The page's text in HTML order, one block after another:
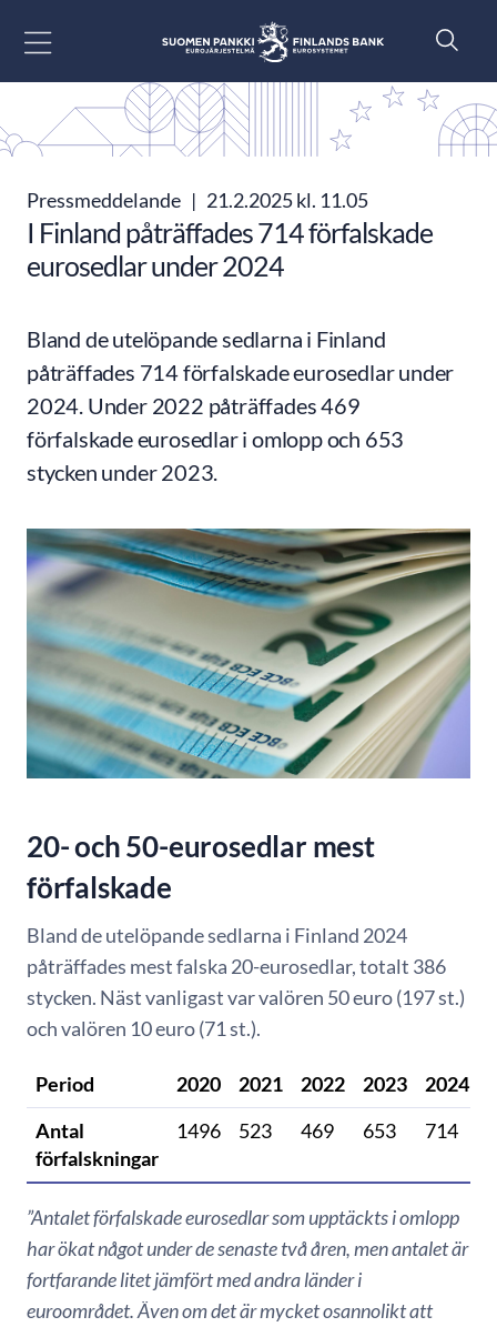
Pressmeddelande | 21.2.2025 kl. 11.05
I Finland påträffades 714 förfalskade
eurosedlar under 2024
Bland de utelöpande sedlarna i Finland
påträffades 714 förfalskade eurosedlar under
2024. Under 2022 påträffades 469
förfalskade eurosedlar i omlopp och 653
stycken under 2023.
20- och 50-eurosedlar mest
förfalskade
Bland de utelöpande sedlarna i Finland 2024
påträffades mest falska 20-eurosedlar, totalt 386
stycken. Näst vanligast var valören 50 euro (197 st.)
och valören 10 euro (71 st.).
Period 2020 2021 2022 2023
2024
Antal
förfalskningar
1496 523 469 653 714
”Antalet förfalskade eurosedlar som upptäckts i omlopp
har ökat något under de senaste två åren, men antalet är
fortfarande litet jämfört med andra länder i
euroområdet. Även om det är mycket osannolikt att